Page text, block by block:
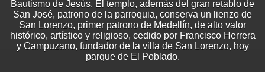
Bautismo de Jesús. El templo, además del gran retablo de
San José, patrono de la parroquia, conserva un lienzo de
San Lorenzo, primer patrono de Medellín, de alto valor
histórico, artístico y religioso, cedido por Francisco Herrera
y Campuzano, fundador de la villa de San Lorenzo, hoy
parque de El Poblado.